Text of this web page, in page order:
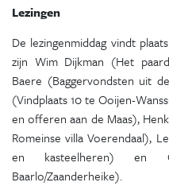
Lezingen
De lezingenmiddag vindt
zijn Wim Dijkman (Het
Baere (Baggervondsten uit
(Vindplaats 10 te Ooijen-
en offeren aan de Maas),
Romeinse villa Voerendaal),
en kasteelheren) en
Baarlo/Zaanderheike).